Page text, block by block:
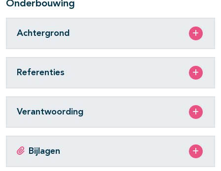
Onderbouwing
Achtergrond
Referenties
Verantwoording
Bijlagen